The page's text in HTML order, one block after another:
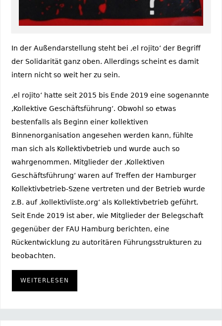
In der Außendarstellung steht bei ‚el rojito‘ der Begriff
der Solidarität ganz oben. Allerdings scheint es damit
intern nicht so weit her zu sein.
‚el rojito‘ hatte seit 2015 bis Ende 2019 eine sogenannte
‚Kollektive Geschäftsführung‘. Obwohl so etwas
bestenfalls als Beginn einer kollektiven
Binnenorganisation angesehen werden kann, fühlte
man sich als Kollektivbetrieb und wurde auch so
wahrgenommen. Mitglieder der ‚Kollektiven
Geschäftsführung‘ waren auf Treffen der Hamburger
Kollektivbetrieb-Szene vertreten und der Betrieb wurde
z.B. auf ‚kollektivliste.org‘ als Kollektivbetrieb geführt.
Seit Ende 2019 ist aber, wie Mitglieder der Belegschaft
gegenüber der FAU Hamburg berichten, eine
Rückentwicklung zu autoritären Führungsstrukturen zu
beobachten.
WEITERLESEN